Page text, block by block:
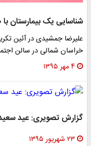
شناسایی یک بیمارستان با ۶۰۰ میلیارد تومان تخلف
علیرضا جمشیدی در آئین
خراسان شمالی در سالن
۴ مهر ۱۳۹۵
گزارش تصویری: عید سعید
۲۳ شهریور ۱۳۹۵